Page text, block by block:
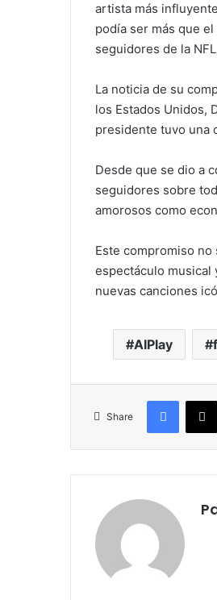
artista más
podía ser más que
seguidores de la
La noticia de su
los Estados Unidos,
presidente tuvo una
Desde que se dio a
seguidores sobre
amorosos como
Este compromiso
espectáculo musical
nuevas canciones
AIPlay
Share